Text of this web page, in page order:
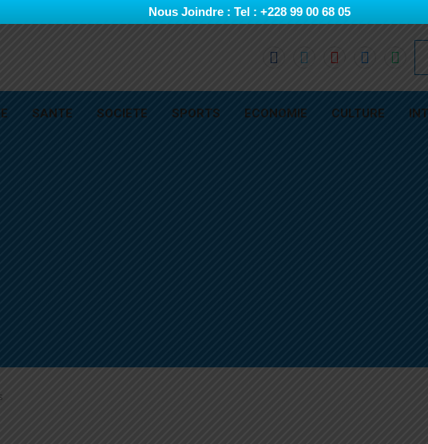
Nous Joindre : Tel : +228 99 00 68 05
SANTE SOCIETE SPORTS ECONOMIE CULTURE